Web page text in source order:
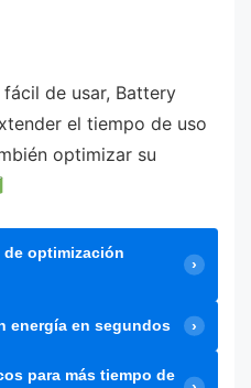
de usar, Battery
el tiempo de uso
optimizar su
optimización
energía en segundos
para más tiempo de